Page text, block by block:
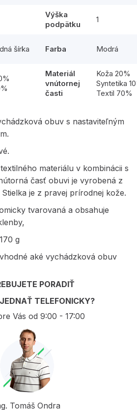
Výška
podpätku
1
šírka Farba Modrá
Materiál
vnútornej
časti
Koža 20%
Syntetika
Textil 70%
obuv s nastaviteľným
materiálu v kombinácii s
časť obuvi je vyrobená z
je z pravej prírodnej kože.
tvarovaná a obsahuje
g
aké vychádzková obuv
PORADIŤ
TELEFONICKY?
Vás od 9:00 - 17:00
Tomáš Ondra